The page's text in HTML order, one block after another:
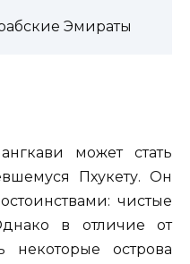
Эмираты
может стать
Пхукету. Он
чистые
в отличие от
некоторые острова